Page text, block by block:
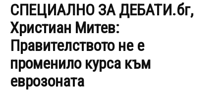
СПЕЦИАЛНО ЗА ДЕБАТИ.бг,
Христиан Митев:
Правителството не е
променило курса към
еврозоната